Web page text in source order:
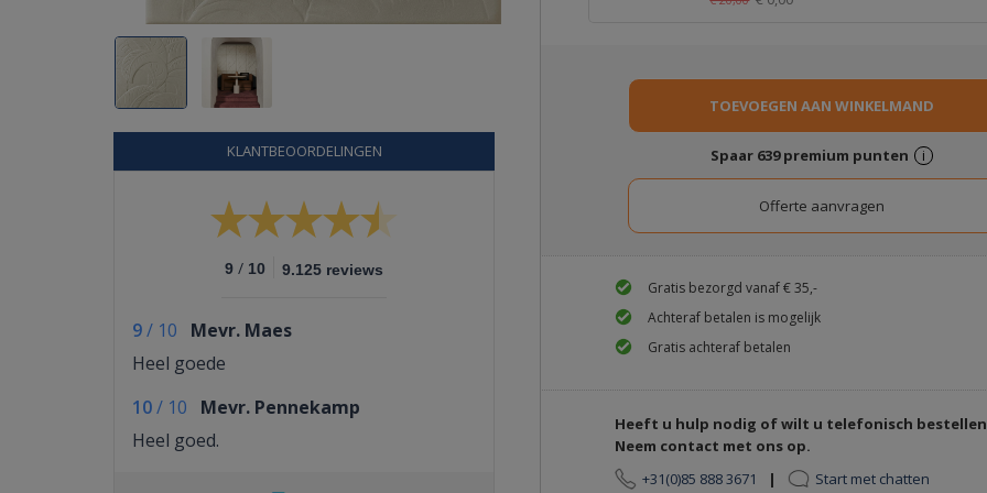
KLANTBEOORDELINGEN
9 / 10 9.125 reviews
9/ 10
Mevr. Maes
Heel goede
10/ 10
Mevr. Pennekamp
Heel goed.
Spaar 639premium punten i
Gratis bezorgd vanaf € 35,-
Achteraf betalen is mogelijk
Gratis achteraf betalen
Heeft u hulp nodig of wilt u telefonisch
Neem contact met ons op.
+31(0)85 888 3671
| Start met chatten